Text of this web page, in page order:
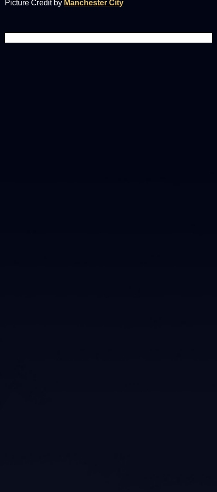
Picture Credit by Manchester City